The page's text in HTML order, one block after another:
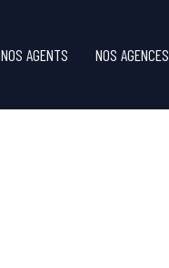
NOS AGENTS NOS AGENCES